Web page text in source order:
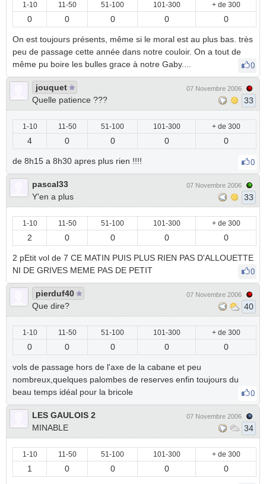
1-10 11-50 51-100 101-300 + de 300
0 0 0 0 0
On est toujours présents, même si le moral est au plus bas. très
peu de passage cette année dans notre couloir. On a tout de
même pu boire les bulles grace à notre Gaby....
0
jouquet
Quelle patience ???
07 Novembre 2006
33
1-10 11-50 51-100 101-300 + de 300
4 0 0 0 0
de 8h15 a 8h30 apres plus rien !!!! 0
pascal33
Y'en a plus
07 Novembre 2006
33
1-10 11-50 51-100 101-300 + de 300
2 0 0 0 0
2 pEtit vol de 7 CE MATIN PUIS PLUS RIEN PAS D'ALLOUETTE
NI DE GRIVES MEME PAS DE PETIT
0
pierduf40
Que dire?
07 Novembre 2006
40
1-10 11-50 51-100 101-300 + de 300
0 0 0 0 0
vols de passage hors de l'axe de la cabane et peu
nombreux,quelques palombes de reserves enfin toujours du
beau temps idéal pour la bricole
0
LES GAULOIS 2
MINABLE
07 Novembre 2006
34
1-10 11-50 51-100 101-300 + de 300
1 0 0 0 0